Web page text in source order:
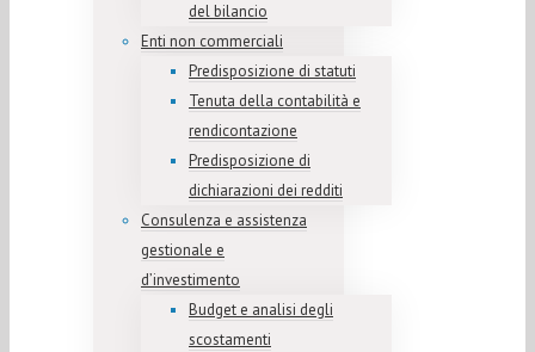
del bilancio
Enti non commerciali
Predisposizione di statuti
Tenuta della contabilità e
rendicontazione
Predisposizione di
dichiarazioni dei redditi
Consulenza e assistenza
gestionale e
d’investimento
Budget e analisi degli
scostamenti